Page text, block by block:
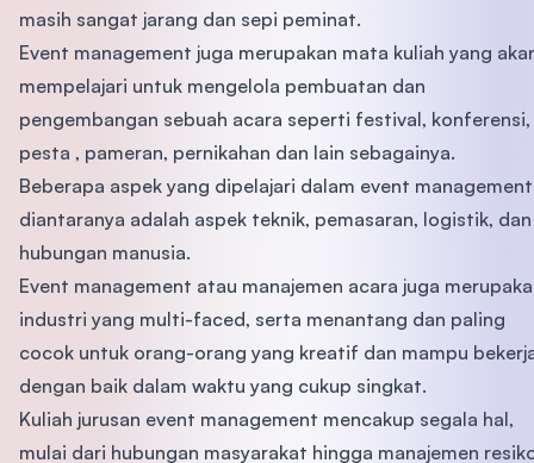
masih sangat jarang dan sepi peminat.
Event management juga merupakan mata kuliah yang
mempelajari untuk mengelola pembuatan dan
pengembangan sebuah acara seperti festival, konferensi,
pesta , pameran, pernikahan dan lain sebagainya.
Beberapa aspek yang dipelajari dalam event management
diantaranya adalah aspek teknik, pemasaran, logistik, dan
hubungan manusia.
Event management atau manajemen acara juga
industri yang multi-faced, serta menantang dan paling
cocok untuk orang-orang yang kreatif dan mampu
dengan baik dalam waktu yang cukup singkat.
Kuliah jurusan event management mencakup segala hal,
mulai dari hubungan masyarakat hingga manajemen